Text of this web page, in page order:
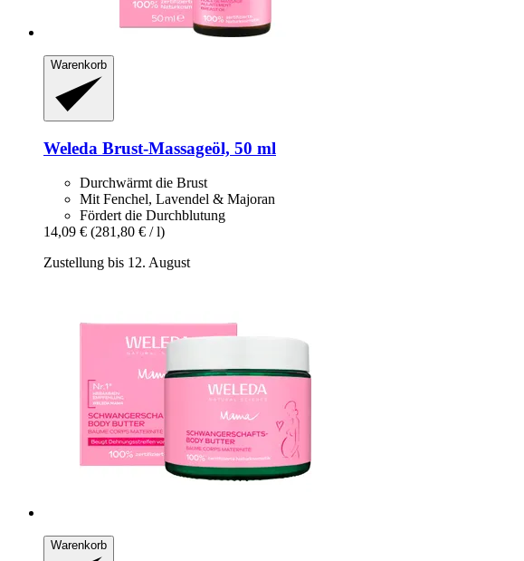
Warenkorb
Weleda Brust-​Massageöl, 50 ml
Durchwärmt die Brust
Mit Fenchel, Lavendel & Majoran
Fördert die Durchblutung
14,09 € (281,80 € / l)
Zustellung bis 12. August
Warenkorb